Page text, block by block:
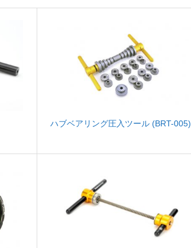
ハブベアリング圧入ツール (BRT-005)